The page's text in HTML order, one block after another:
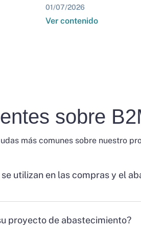
01/07/2026
Ver contenido
sobre
más comunes sobre nuestro
utilizan en las compras y el
proyecto de abastecimiento?